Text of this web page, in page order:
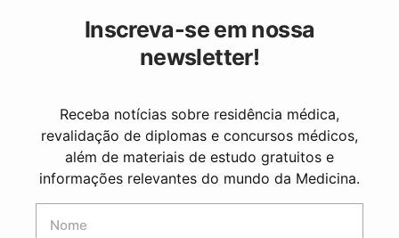
Inscreva-se em nossa
newsletter!
Receba notícias sobre residência médica,
revalidação de diplomas e concursos médicos,
além de materiais de estudo gratuitos e
informações relevantes do mundo da Medicina.